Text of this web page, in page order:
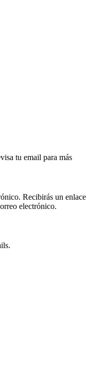
tu email para más
Recibirás un enlace
electrónico.